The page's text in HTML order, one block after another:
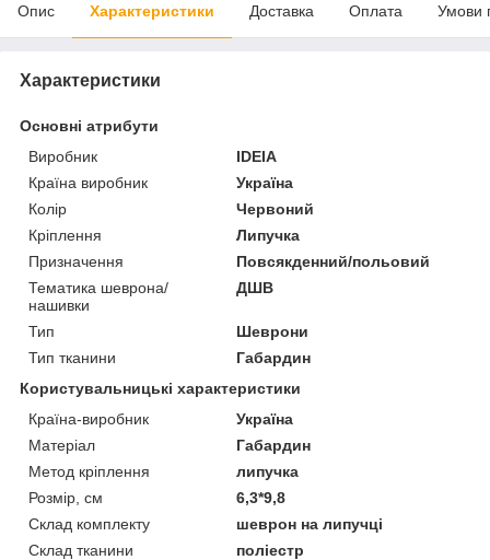
Опис Характеристики Доставка Оплата Умови
Характеристики
Основні атрибути
Виробник
IDEIA
Країна виробник
Україна
Колір
Червоний
Кріплення
Липучка
Призначення
Повсякденний/польовий
Тематика шеврона/
нашивки
ДШВ
Тип
Шеврони
Тип тканини
Габардин
Користувальницькі характеристики
Країна-виробник
Україна
Матеріал
Габардин
Метод кріплення
липучка
Розмір, см
6,3*9,8
Склад комплекту
шеврон на липучці
Склад тканини
поліестр